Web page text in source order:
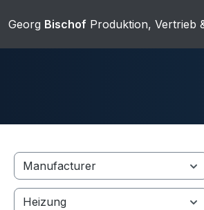
to main content
Skip to search
Skip to main navigation
Georg Bischof Produktion, Vertrieb
Duschwannen
Manufacturer
Heizung